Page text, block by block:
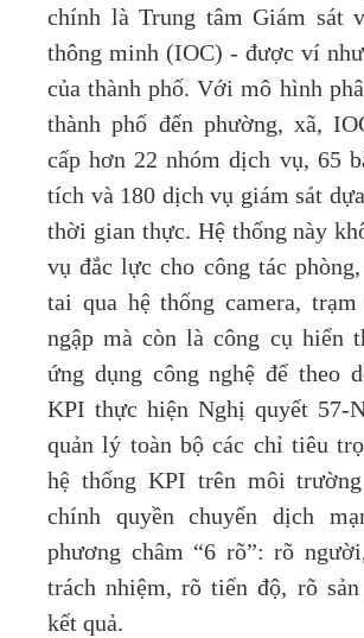
chính là Trung tâm Giám sát
thông minh (IOC) - được ví
của thành phố. Với mô hình
thành phố đến phường, xã,
cấp hơn 22 nhóm dịch vụ, 65
tích và 180 dịch vụ giám sát
thời gian thực. Hệ thống này
vụ đắc lực cho công tác
tai qua hệ thống camera,
ngập mà còn là công cụ hiển
ứng dụng công nghệ để theo
KPI thực hiện Nghị quyết 57-
quản lý toàn bộ các chỉ tiêu
hệ thống KPI trên môi
chính quyền chuyển dịch
phương châm “6 rõ”: rõ
trách nhiệm, rõ tiến độ, rõ
kết quả.